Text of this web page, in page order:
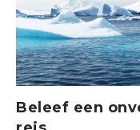
Beleef een